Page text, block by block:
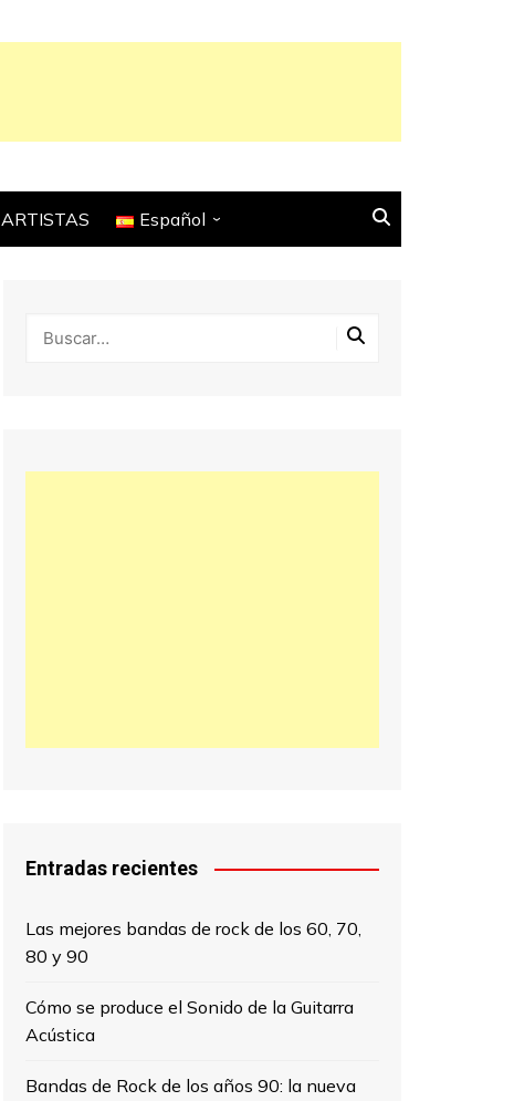
ARTISTAS Español
Entradas recientes
Las mejores bandas de rock de los 60, 70,
80 y 90
Cómo se produce el Sonido de la Guitarra
Acústica
Bandas de Rock de los años 90: la nueva